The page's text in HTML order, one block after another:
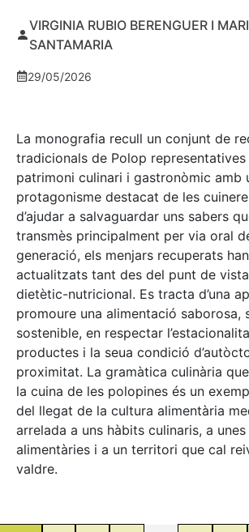
VIRGINIA RUBIO BERENGUER I
SANTAMARIA
29/05/2026
La monografia recull un conjunt de
tradicionals de Polop representatives
patrimoni culinari i gastronòmic amb
protagonisme destacat de les
d’ajudar a salvaguardar uns sabers
transmès principalment per via oral
generació, els menjars recuperats
actualitzats tant des del punt de
dietètic-nutricional. Es tracta d’una
promoure una alimentació saborosa,
sostenible, en respectar
productes i la seua condició
proximitat. La gramàtica culinària
la cuina de les polopines és un
del llegat de la cultura alimentària
arrelada a uns hàbits culinaris, a
alimentàries i a un territori que cal
valdre.